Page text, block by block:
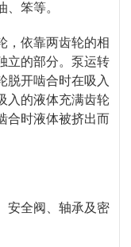
、笨等。
，依靠两齿轮的相
立的部分。泵运转
脱开啮合时在吸入
入的液体充满齿轮
合时液体被挤出而
安全阀、轴承及密